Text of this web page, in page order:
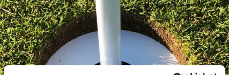
Par: Par 72
Herren Abschläge: weiß, gelb und rot
Damen Abschläge: blau und rot